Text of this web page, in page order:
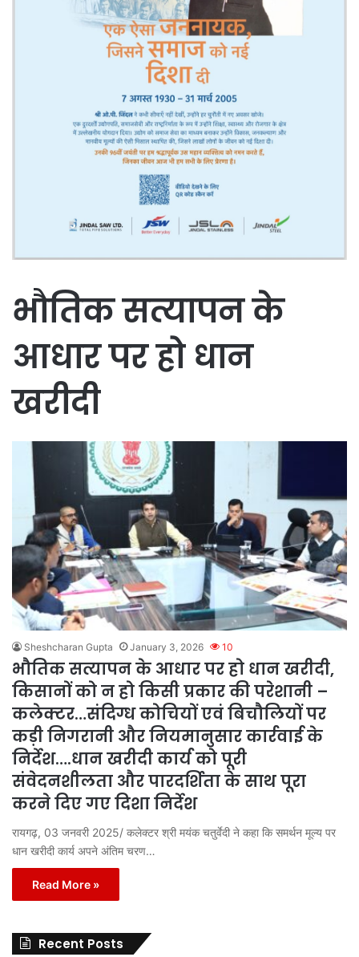
भौतिक सत्यापन के
आधार पर हो धान
खरीदी
Sheshcharan Gupta January 3, 2026 10
भौतिक सत्यापन के आधार पर हो धान खरीदी,
किसानों को न हो किसी प्रकार की परेशानी –
कलेक्टर…संदिग्ध कोचियों एवं बिचौलियों पर
कड़ी निगरानी और नियमानुसार कार्रवाई के
निर्देश….धान खरीदी कार्य को पूरी
संवेदनशीलता और पारदर्शिता के साथ पूरा
करने दिए गए दिशा निर्देश
रायगढ़, 03 जनवरी 2025/ कलेक्टर श्री मयंक चतुर्वेदी ने कहा कि समर्थन मूल्य पर
धान खरीदी कार्य अपने अंतिम चरण…
Read More »
Recent Posts